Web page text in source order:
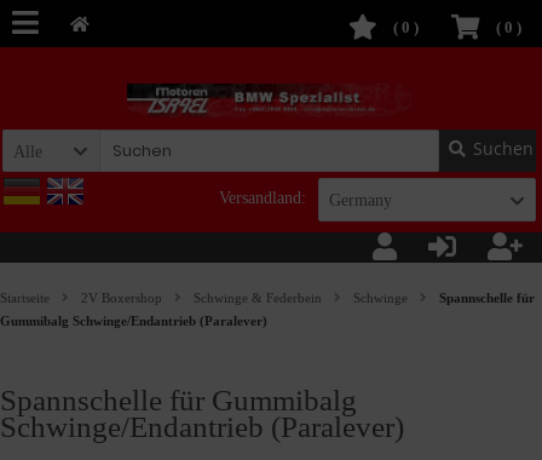
( 0 )
( 0 )
Alle Suchen
Versandland: Germany
Startseite 2V Boxershop Schwinge & Federbein Schwinge
Spannschelle für
Gummibalg Schwinge/Endantrieb (Paralever)
Spannschelle für Gummibalg
Schwinge/Endantrieb (Paralever)